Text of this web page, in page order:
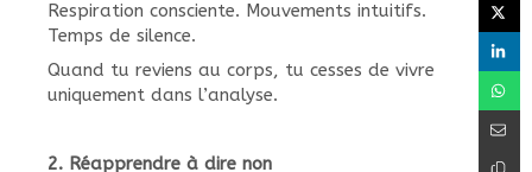
Respiration consciente. Mouvements intuitifs.
Temps de silence.
Quand tu reviens au corps, tu cesses de vivre
uniquement dans l’analyse.
2. Réapprendre à dire non